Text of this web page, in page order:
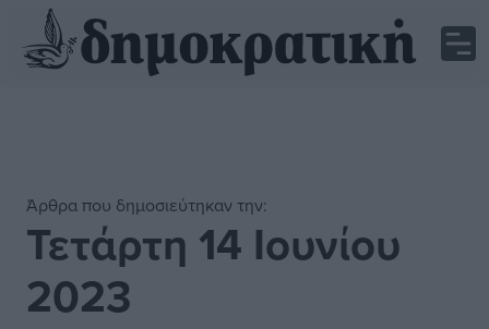
Άρθρα που δημοσιεύτηκαν την:
Τετάρτη 14 Ιουνίου
2023